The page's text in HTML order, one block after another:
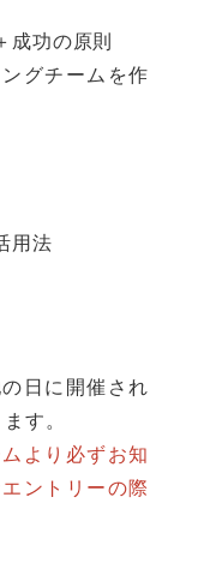
功の原則
グチームを作
用法
日に開催され
す。
より必ずお知
ントリーの際